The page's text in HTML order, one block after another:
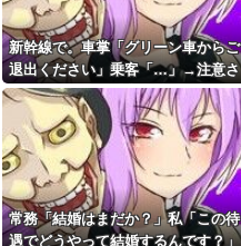
ワキ相手と一緒のところを見ら
れ、最悪の修羅場になって…
父「もう働けない…」母「私
が頑張るから」→借金で崩れた
家族を支えるため、私も働くこ
とになって…
姉と叔父宅へ避難後、母にな
ぜ私たちに厳しかったのか尋ね
た。すると「本当は世の中は辛
くて厳しいものなんだ」と教え
たかったと言われ…
ワイ手取り15万正社員→副業
でウーバーやってるんやが金が
新幹線で。車掌「グリーン車からご
退出ください」乗客「…」→注意さ
れても動かない乗客を見ていたら、
その直後まさかの展開に…
常務「結婚はまだか？」私「この待
遇でどうやって結婚するんです？」